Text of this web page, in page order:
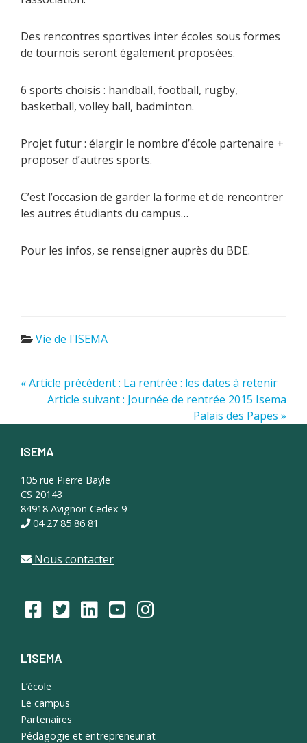
Des rencontres sportives inter écoles sous formes
de tournois seront également proposées.
6 sports choisis : handball, football, rugby,
basketball, volley ball, badminton.
Projet futur : élargir le nombre d’école partenaire +
proposer d’autres sports.
C’est l’occasion de garder la forme et de rencontrer
les autres étudiants du campus…
Pour les infos, se renseigner auprès du BDE.
Vie de l'ISEMA
« Article précédent : La rentrée : les dates à retenir
Article suivant : Journée de rentrée 2015 Isema
Palais des Papes »
Footer
ISEMA
105 rue Pierre Bayle
CS 20143
84918 Avignon Cedex 9
04 27 85 86 81
Nous contacter
L’ISEMA
L’école
Le campus
Partenaires
Pédagogie et entrepreneuriat